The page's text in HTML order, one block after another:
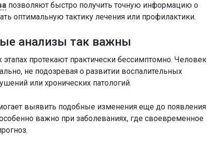
позволяют быстро получить точную информацию о
оптимальную тактику лечения или профилактики.
анализы так важны
протекают практически бессимптомно. Человек
не подозревая о развитии воспалительных
или хронических патологий.
выявить подобные изменения еще до появления
важно при заболеваниях, где своевременное